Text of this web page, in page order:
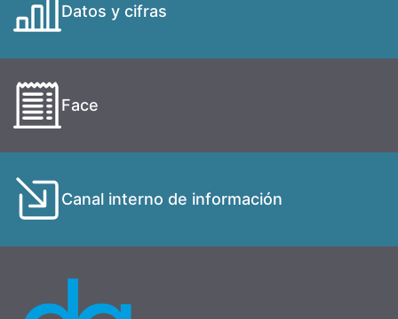
Datos y cifras
Face
Canal interno de información